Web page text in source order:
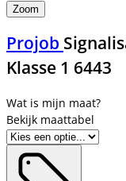
Zoom
Projob
Klasse 1 6443
Bekijk maattabel